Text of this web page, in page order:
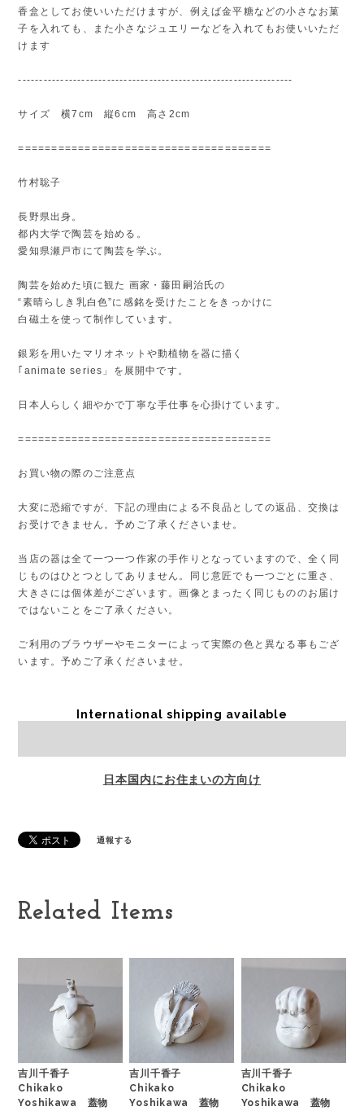
香盒としてお使いいただけますが、例えば金平糖などの小さなお菓
子を入れても、また小さなジュエリーなどを入れてもお使いいただ
けます
-----------------------------------------------------------------
サイズ 横7cm 縦6cm 高さ2cm
======================================
竹村聡子
長野県出身。
都内大学で陶芸を始める。
愛知県瀬戸市にて陶芸を学ぶ。
陶芸を始めた頃に観た 画家・藤田嗣治氏の
“素晴らしき乳白色”に感銘を受けたことをきっかけに
白磁土を使って制作しています。
銀彩を用いたマリオネットや動植物を器に描く
｢animate series」を展開中です。
日本人らしく細やかで丁寧な手仕事を心掛けています。
======================================
お買い物の際のご注意点
大変に恐縮ですが、下記の理由による不良品としての返品、交換は
お受けできません。予めご了承くださいませ。
当店の器は全て一つ一つ作家の手作りとなっていますので、全く同
じものはひとつとしてありません。同じ意匠でも一つごとに重さ、
大きさには個体差がございます。画像とまったく同じもののお届け
ではないことをご了承ください。
ご利用のブラウザーやモニターによって実際の色と異なる事もござ
います。予めご了承くださいませ。
International shipping available
日本国内にお住まいの方向け
通報する
Related Items
吉川千香子
Chikako
Yoshikawa 蓋物
吉川千香子
Chikako
Yoshikawa 蓋物
吉川千香子
Chikako
Yoshikawa 蓋物